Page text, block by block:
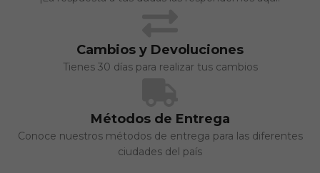
Cambios y Devoluciones
Tienes 30 días para realizar tus cambios
Métodos de Entrega
Conoce nuestros métodos de entrega para las diferentes
ciudades del país